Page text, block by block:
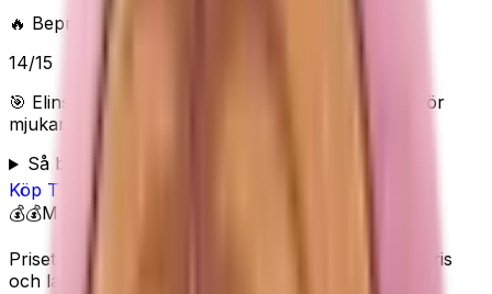
🔥 Beprövad/populär
14/15
🎯 Elins poäng:
Starkt snabbval för
mjukare släthet, inte för maximal plattångsfinish.
Så bedömer Elin
Köp TYMO
💰💰Mellan
Priset visas inte här eftersom Amazon kan ändra pris
och lagerstatus.